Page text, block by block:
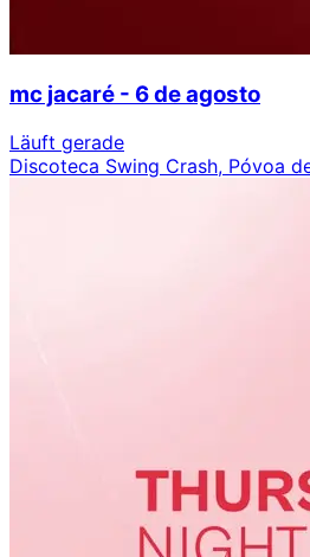
mc jacaré - 6 de agosto
Läuft gerade
Discoteca Swing Crash, Póvoa